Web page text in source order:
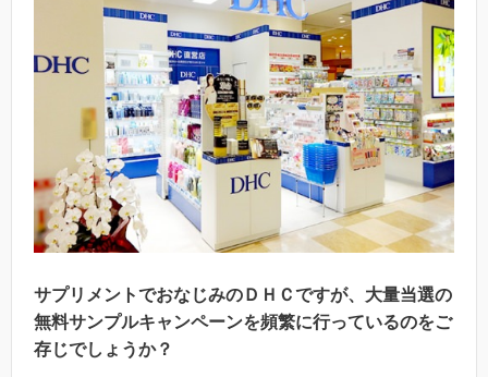
サプリメントでおなじみのＤＨＣですが、大量当選の
無料サンプルキャンペーンを頻繁に行っているのをご
存じでしょうか？